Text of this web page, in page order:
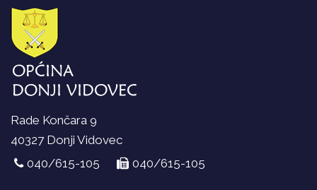
Rade Končara 9
40327 Donji Vidovec
040/615-105
040/615-105